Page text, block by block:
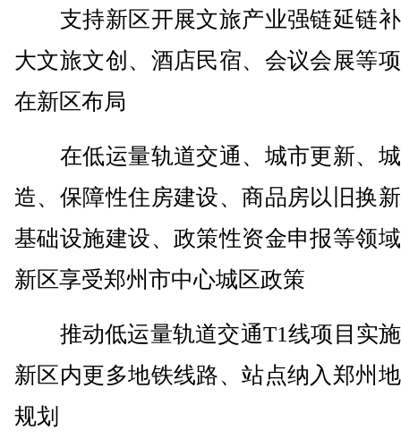
支持新区开展文旅产业强链延链
大文旅文创、酒店民宿、会议会展等
在新区布局
在低运量轨道交通、城市更新、
造、保障性住房建设、商品房以旧换
基础设施建设、政策性资金申报等领
新区享受郑州市中心城区政策
推动低运量轨道交通T1线项目实
新区内更多地铁线路、站点纳入郑州
规划